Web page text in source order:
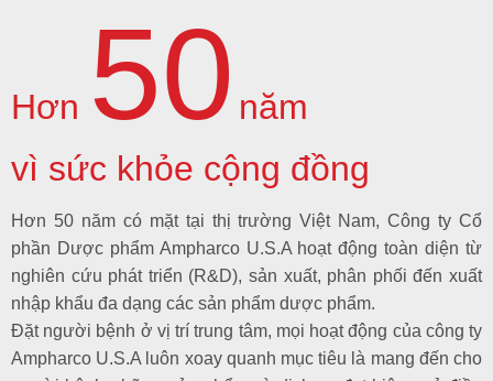
Hơn 50 năm
vì sức khỏe cộng đồng
Hơn 50 năm có mặt tại thị trường Việt Nam, Công ty Cổ
phần Dược phẩm Ampharco U.S.A hoạt động toàn diện từ
nghiên cứu phát triển (R&D), sản xuất, phân phối đến xuất
nhập khẩu đa dạng các sản phẩm dược phẩm.
Đặt người bệnh ở vị trí trung tâm, mọi hoạt động của công ty
Ampharco U.S.A luôn xoay quanh mục tiêu là mang đến cho